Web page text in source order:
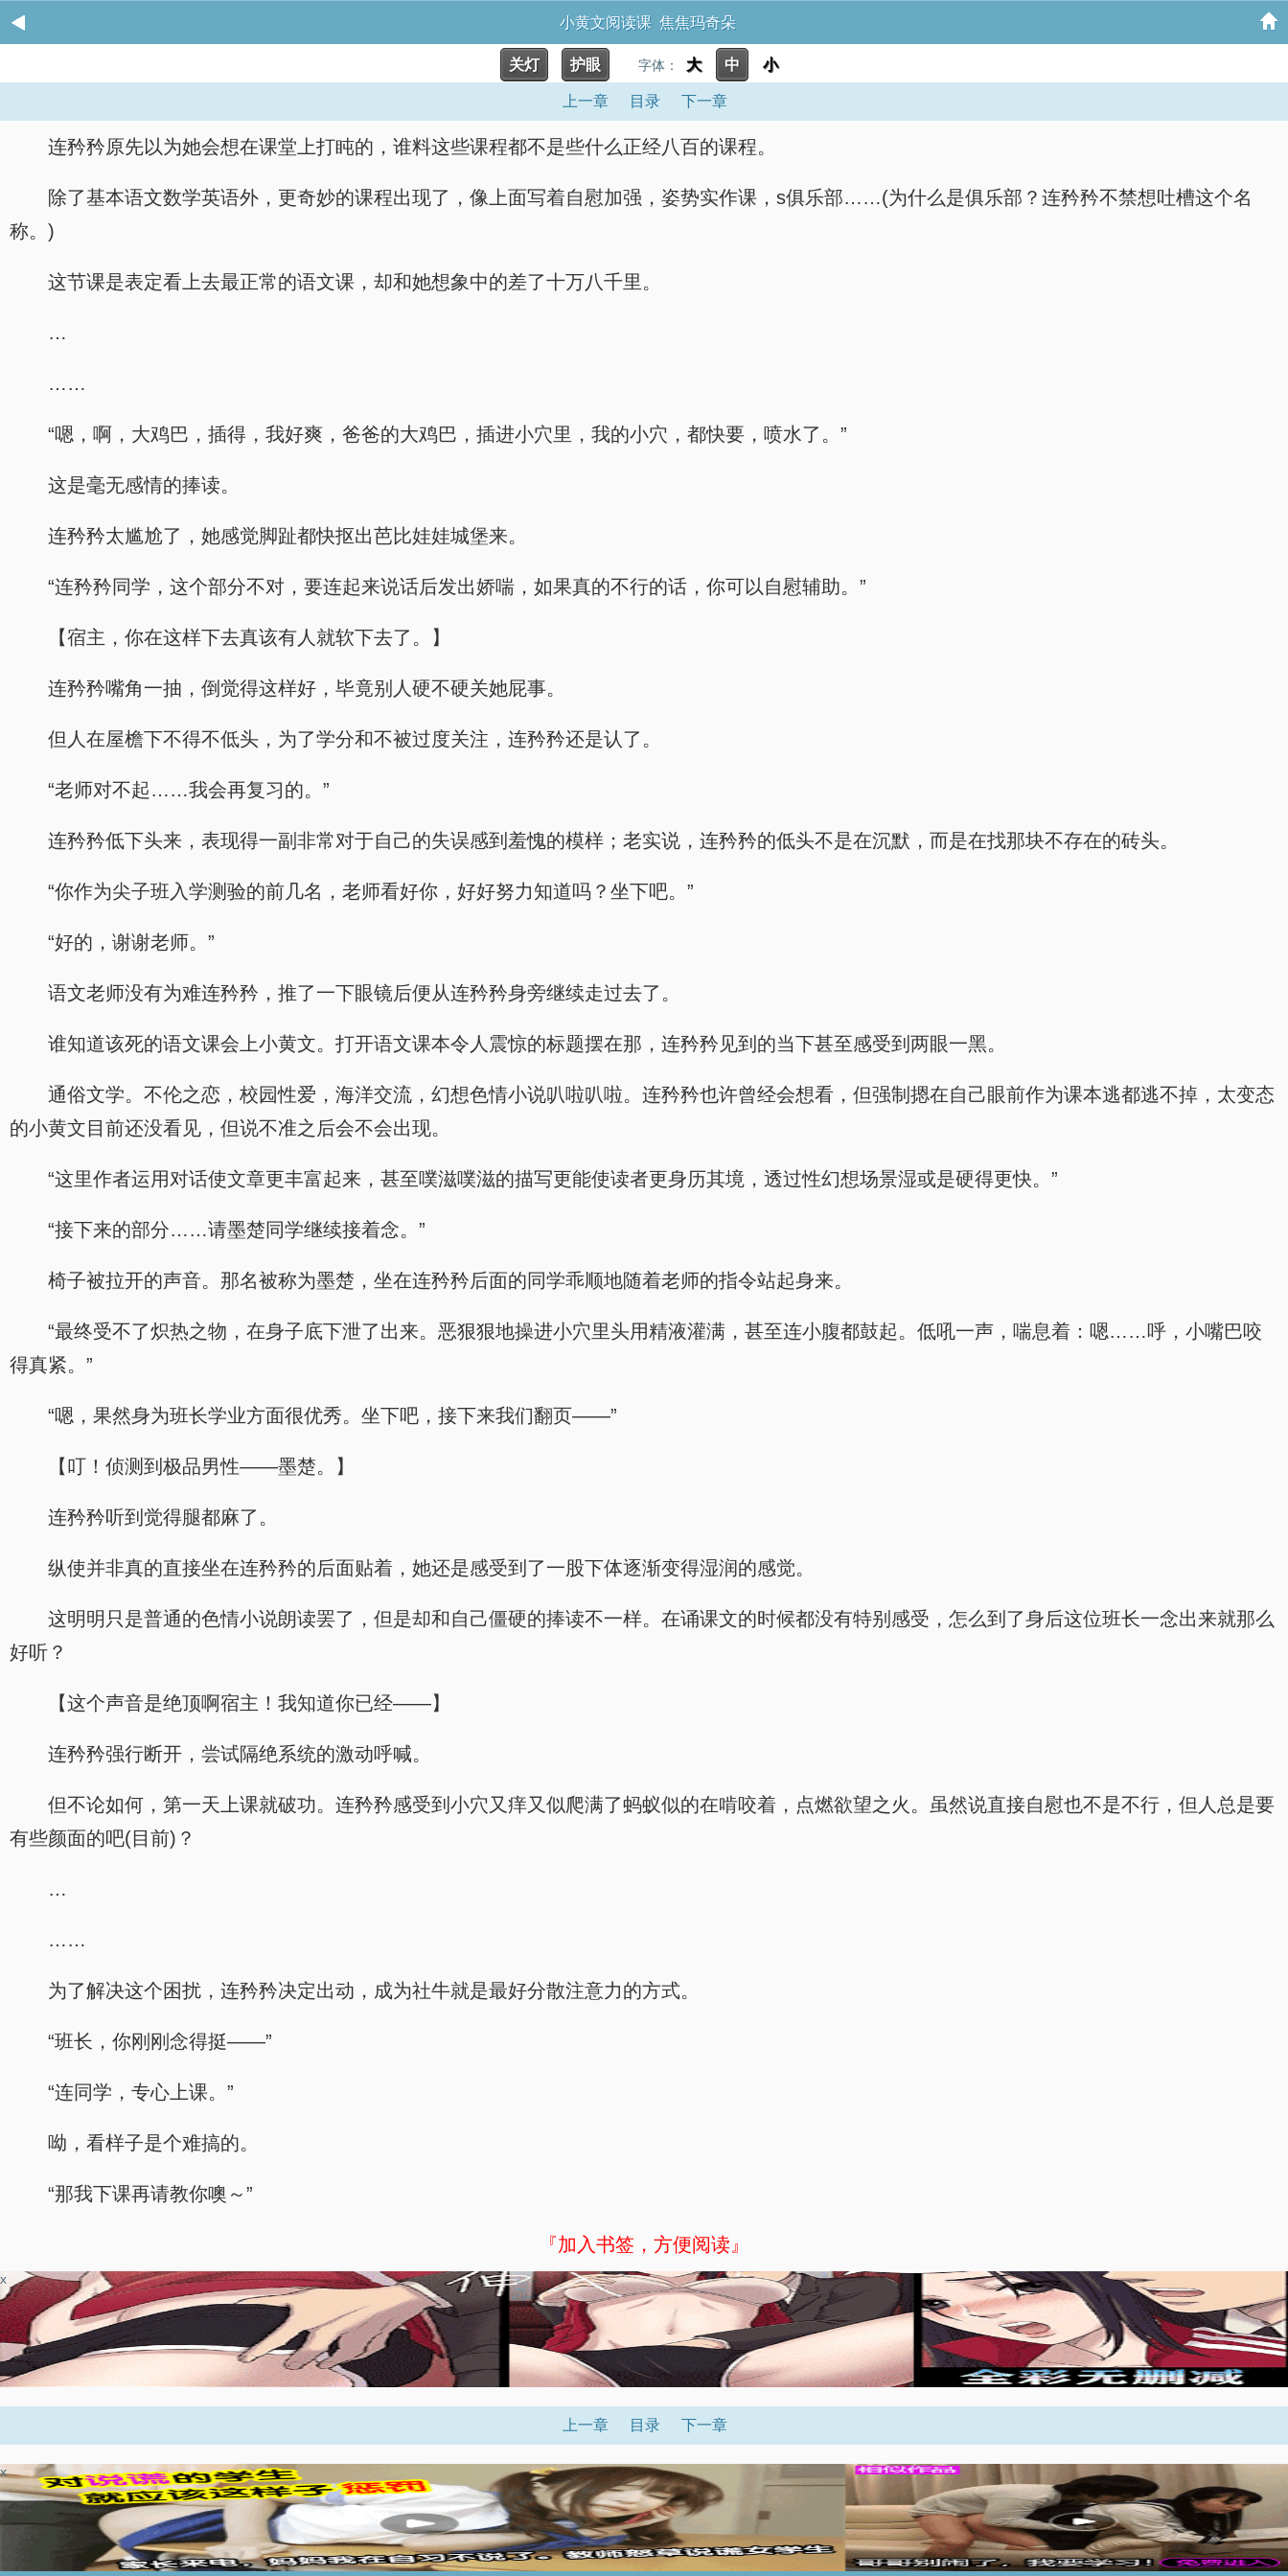
小黄文阅读课 焦焦玛奇朵
关灯 护眼 字体： 大 中 小
上一章 目录 下一章
连矜矜原先以为她会想在课堂上打盹的，谁料这些课程都不是些什么正经八百的课程。
除了基本语文数学英语外，更奇妙的课程出现了，像上面写着自慰加强，姿势实作课，s俱乐部……(为什么是俱乐部？连矜矜不禁想吐槽这个名
称。)
这节课是表定看上去最正常的语文课，却和她想象中的差了十万八千里。
…
……
“嗯，啊，大鸡巴，插得，我好爽，爸爸的大鸡巴，插进小穴里，我的小穴，都快要，喷水了。”
这是毫无感情的捧读。
连矜矜太尴尬了，她感觉脚趾都快抠出芭比娃娃城堡来。
“连矜矜同学，这个部分不对，要连起来说话后发出娇喘，如果真的不行的话，你可以自慰辅助。”
【宿主，你在这样下去真该有人就软下去了。】
连矜矜嘴角一抽，倒觉得这样好，毕竟别人硬不硬关她屁事。
但人在屋檐下不得不低头，为了学分和不被过度关注，连矜矜还是认了。
“老师对不起……我会再复习的。”
连矜矜低下头来，表现得一副非常对于自己的失误感到羞愧的模样；老实说，连矜矜的低头不是在沉默，而是在找那块不存在的砖头。
“你作为尖子班入学测验的前几名，老师看好你，好好努力知道吗？坐下吧。”
“好的，谢谢老师。”
语文老师没有为难连矜矜，推了一下眼镜后便从连矜矜身旁继续走过去了。
谁知道该死的语文课会上小黄文。打开语文课本令人震惊的标题摆在那，连矜矜见到的当下甚至感受到两眼一黑。
通俗文学。不伦之恋，校园性爱，海洋交流，幻想色情小说叭啦叭啦。连矜矜也许曾经会想看，但强制摁在自己眼前作为课本逃都逃不掉，太变态
的小黄文目前还没看见，但说不准之后会不会出现。
“这里作者运用对话使文章更丰富起来，甚至噗滋噗滋的描写更能使读者更身历其境，透过性幻想场景湿或是硬得更快。”
“接下来的部分……请墨楚同学继续接着念。”
椅子被拉开的声音。那名被称为墨楚，坐在连矜矜后面的同学乖顺地随着老师的指令站起身来。
“最终受不了炽热之物，在身子底下泄了出来。恶狠狠地操进小穴里头用精液灌满，甚至连小腹都鼓起。低吼一声，喘息着：嗯……呼，小嘴巴咬
得真紧。”
“嗯，果然身为班长学业方面很优秀。坐下吧，接下来我们翻页——”
【叮！侦测到极品男性——墨楚。】
连矜矜听到觉得腿都麻了。
纵使并非真的直接坐在连矜矜的后面贴着，她还是感受到了一股下体逐渐变得湿润的感觉。
这明明只是普通的色情小说朗读罢了，但是却和自己僵硬的捧读不一样。在诵课文的时候都没有特别感受，怎么到了身后这位班长一念出来就那么
好听？
【这个声音是绝顶啊宿主！我知道你已经——】
连矜矜强行断开，尝试隔绝系统的激动呼喊。
但不论如何，第一天上课就破功。连矜矜感受到小穴又痒又似爬满了蚂蚁似的在啃咬着，点燃欲望之火。虽然说直接自慰也不是不行，但人总是要
有些颜面的吧(目前)？
…
……
为了解决这个困扰，连矜矜决定出动，成为社牛就是最好分散注意力的方式。
“班长，你刚刚念得挺——”
“连同学，专心上课。”
呦，看样子是个难搞的。
“那我下课再请教你噢～”
『加入书签，方便阅读』
x
上一章 目录 下一章
x